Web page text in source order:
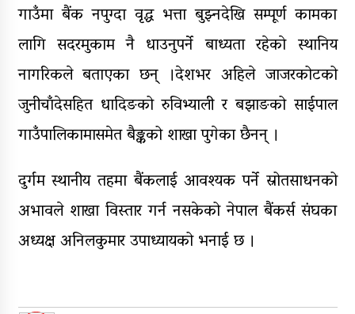
गाउँमा बैंक नपुग्दा वृद्ध भत्ता बुझ्नदेखि सम्पूर्ण कामका
लागि सदरमुकाम नै धाउनुपर्ने बाध्यता रहेकाे स्थानिय
नागरिकले बताएका छन् ।देशभर अहिले जाजरकोटको
जुनीचाँदेसहित धादिङको रुविभ्याली र बझाङको साईपाल
गाउँपालिकामासमेत बैङ्कको शाखा पुगेका छैनन् ।
दुर्गम स्थानीय तहमा बैंकलाई आवश्यक पर्ने स्रोतसाधनको
अभावले शाखा विस्तार गर्न नसकेको नेपाल बैंकर्स संघका
अध्यक्ष अनिलकुमार उपाध्यायको भनाई छ ।